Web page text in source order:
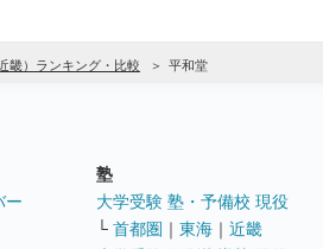
畿）ランキング・比較 平和堂
ー
塾
大学受験 塾・予備校 現役
└ 首都圏 ｜ 東海 ｜ 近畿